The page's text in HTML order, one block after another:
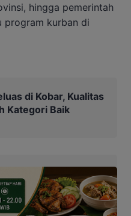
hingga pemerintah
program kurban di
di Kobar, Kualitas
Kategori Baik